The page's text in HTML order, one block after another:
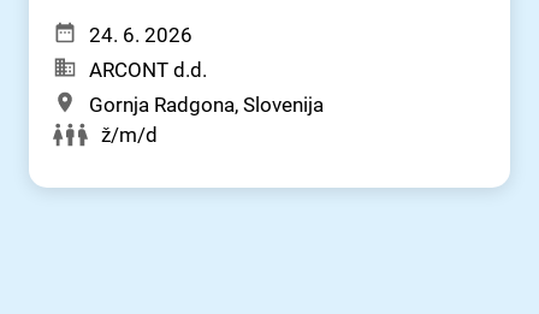
24. 6. 2026
ARCONT d.d.
Gornja Radgona, Slovenija
ž/m/d